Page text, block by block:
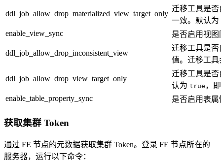
ddl_job_allow_drop_materialized_view_target_only
迁移工具是
一致。默认为
enable_view_sync
是否启用视图
ddl_job_allow_drop_inconsistent_view
迁移工具是
值。迁移工
ddl_job_allow_drop_view_target_only
迁移工具是
认为 true ，
enable_table_property_sync
是否启用表
获取集群 Token
通过 FE 节点的元数据获取集群 Token。登录 FE 节点所在的
服务器，运行以下命令：